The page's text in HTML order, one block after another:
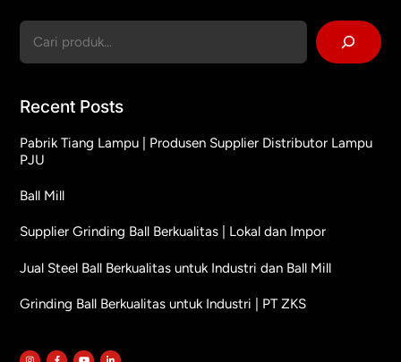
Cari
Recent Posts
Pabrik Tiang Lampu | Produsen Supplier Distributor Lampu
PJU
Ball Mill
Supplier Grinding Ball Berkualitas | Lokal dan Impor
Jual Steel Ball Berkualitas untuk Industri dan Ball Mill
Grinding Ball Berkualitas untuk Industri | PT ZKS